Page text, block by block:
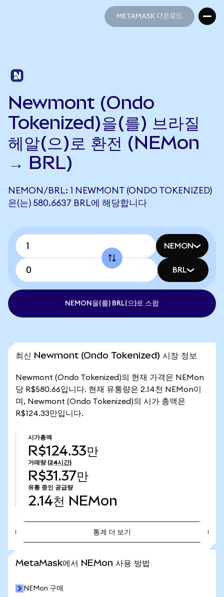
METAMASK 다운로드
Newmont (Ondo
Tokenized)을(를) 브라질
헤알(으)로 환전 (NEMon
→ BRL)
NEMON/BRL: 1 NEWMONT (ONDO TOKENIZED)
은(는) 580.6637 BRL에 해당합니다
NEMON
BRL
NEMON을(를) BRL(으)로 스왑
최신 Newmont (Ondo Tokenized) 시장 정보
Newmont (Ondo Tokenized)의 현재 가격은 NEMon
당 R$580.66입니다. 현재 유통량은 2.14천 NEMon이
며, Newmont (Ondo Tokenized)의 시가 총액은
R$124.33만입니다.
시가총액
R$124.33만
거래량 (24시간)
R$31.37만
유통 중인 공급량
2.14천 NEMon
통계 더 보기
MetaMask에서 NEMon 사용 방법
NEMon 구매